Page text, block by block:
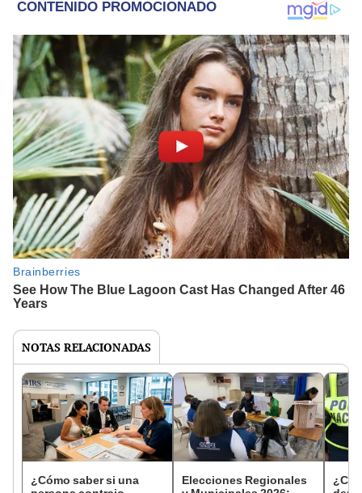
NOTAS RELACIONADAS
¿Cómo saber si una
Elecciones Regionales